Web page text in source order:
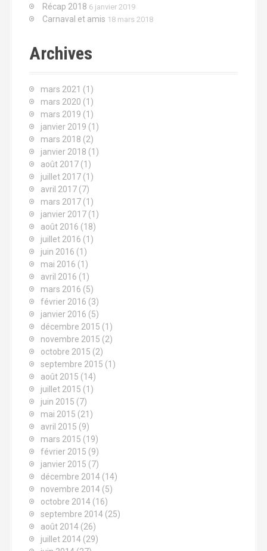
Récap 2018 6 janvier 2019
Carnaval et amis 18 mars 2018
Archives
mars 2021 (1)
mars 2020 (1)
mars 2019 (1)
janvier 2019 (1)
mars 2018 (2)
janvier 2018 (1)
août 2017 (1)
juillet 2017 (1)
avril 2017 (7)
mars 2017 (1)
janvier 2017 (1)
août 2016 (18)
juillet 2016 (1)
juin 2016 (1)
mai 2016 (1)
avril 2016 (1)
mars 2016 (5)
février 2016 (3)
janvier 2016 (5)
décembre 2015 (1)
novembre 2015 (2)
octobre 2015 (2)
septembre 2015 (1)
août 2015 (14)
juillet 2015 (1)
juin 2015 (7)
mai 2015 (21)
avril 2015 (9)
mars 2015 (19)
février 2015 (9)
janvier 2015 (7)
décembre 2014 (14)
novembre 2014 (5)
octobre 2014 (16)
septembre 2014 (25)
août 2014 (26)
juillet 2014 (29)